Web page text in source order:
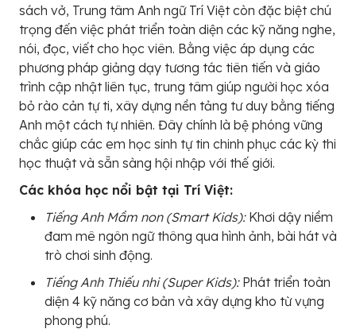
sách vở, Trung tâm Anh ngữ Trí Việt còn đặc biệt chú
trọng đến việc phát triển toàn diện các kỹ năng nghe,
nói, đọc, viết cho học viên. Bằng việc áp dụng các
phương pháp giảng dạy tương tác tiên tiến và giáo
trình cập nhật liên tục, trung tâm giúp người học xóa
bỏ rào cản tự ti, xây dựng nền tảng tư duy bằng tiếng
Anh một cách tự nhiên. Đây chính là bệ phóng vững
chắc giúp các em học sinh tự tin chinh phục các kỳ thi
học thuật và sẵn sàng hội nhập với thế giới.
Các khóa học nổi bật tại Trí Việt:
Tiếng Anh Mầm non (Smart Kids):Khơi dậy niềm
đam mê ngôn ngữ thông qua hình ảnh, bài hát và
trò chơi sinh động.
Tiếng Anh Thiếu nhi (Super Kids):Phát triển toàn
diện 4 kỹ năng cơ bản và xây dựng kho từ vựng
phong phú.